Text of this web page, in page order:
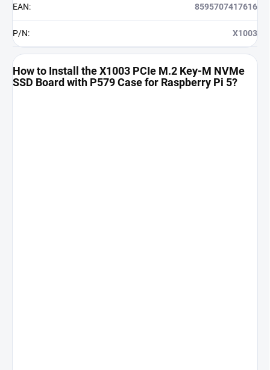
EAN: 8595707417616
P/N: X1003
How to Install the X1003 PCIe M.2 Key-M NVMe
SSD Board with P579 Case for Raspberry Pi 5?